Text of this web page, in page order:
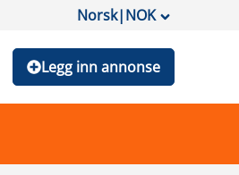
Norsk|NOK
Legg inn annonse